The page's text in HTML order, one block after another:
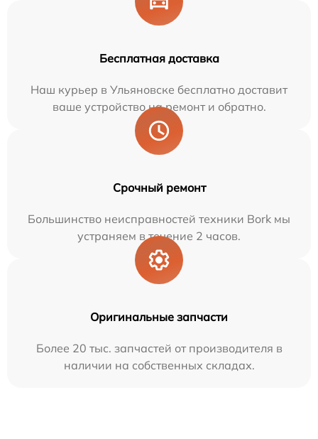
Бесплатная доставка
Наш курьер в Ульяновске бесплатно доставит
ваше устройство на ремонт и обратно.
Срочный ремонт
Большинство неисправностей техники Bork мы
устраняем в течение 2 часов.
Оригинальные запчасти
Более 20 тыс. запчастей от производителя в
наличии на собственных складах.